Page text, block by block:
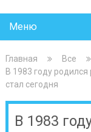
Меню
Главная
Все
В 1983 году
стал сегодня
В 1983